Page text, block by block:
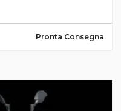
Pronta Consegna